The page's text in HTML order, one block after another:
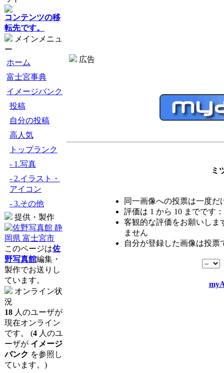
コンテンツの移
転先です。
メインメニュ
ー
ホーム
富士宮事典
イメージバンク
投稿
自分の投稿
高人気
トップランク
- 1.写真
- 2.イラスト・
アイコン
- 3.その他
提供・製作
このページは佐
野写真館編集・
製作でお送りし
ています。
オンライン状
況
18 人のユーザが
現在オンライン
です。 (4 人のユ
ーザが イメージ
バンク を参照し
ています。)
広告
ミ
同一画像への投票は一度だ
評価は 1 から 10 までです
客観的な評価をお願いしま
ません
自分が登録した画像は投票